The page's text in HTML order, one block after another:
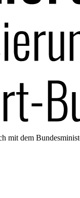
dem